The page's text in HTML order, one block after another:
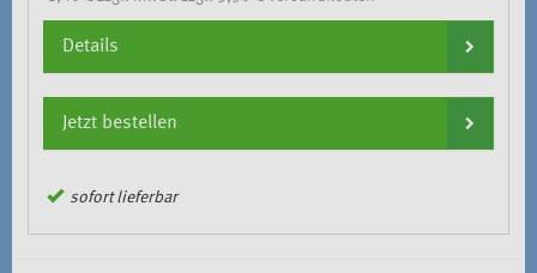
Details
Jetzt bestellen
sofort lieferbar